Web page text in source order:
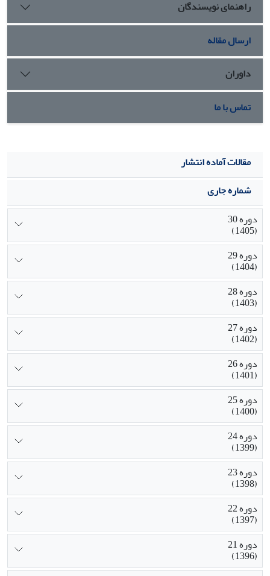
شهروندی سازمانی تأثیر دارند.
راهنمای نویسندگان
ارسال مقاله
داوران
تماس با ما
مقالات آماده انتشار
شماره جاری
دوره 30
(1405)
دوره 29
(1404)
دوره 28
(1403)
دوره 27
(1402)
دوره 26
(1401)
دوره 25
(1400)
دوره 24
(1399)
دوره 23
(1398)
دوره 22
(1397)
دوره 21
(1396)